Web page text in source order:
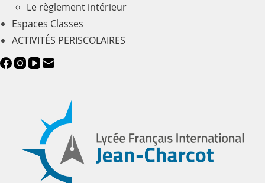
Le règlement intérieur
Espaces Classes
ACTIVITÉS PERISCOLAIRES